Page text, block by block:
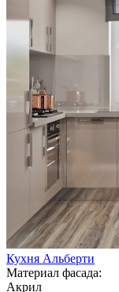
Кухня Альберти
Материал фасада:
Акрил